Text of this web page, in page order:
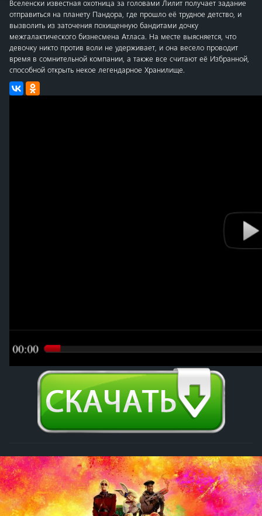
Вселенски известная охотница за головами Лилит получает задание
отправиться на планету Пандора, где прошло её трудное детство, и
вызволить из заточения похищенную бандитами дочку
межгалактического бизнесмена Атласа. На месте выясняется, что
девочку никто против воли не удерживает, и она весело проводит
время в сомнительной компании, а также все считают её Избранной,
способной открыть некое легендарное Хранилище.